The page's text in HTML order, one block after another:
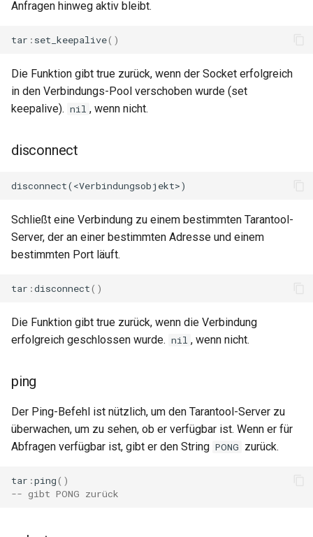
length-hiding
live-common
log-zmq
lua
Anfragen hinweg aktiv bleibt.
tar : set_keepalive()
Die Funktion gibt true zurück, wenn der Socket erfolgreich
in den Verbindungs-Pool verschoben wurde (set
keepalive). nil , wenn nicht.
disconnect
Schließt eine Verbindung zu einem bestimmten Tarantool-
Server, der an einer bestimmten Adresse und einem
bestimmten Port läuft.
tar :disconnect()
Die Funktion gibt true zurück, wenn die Verbindung
erfolgreich geschlossen wurde. nil , wenn nicht.
ping
Der Ping-Befehl ist nützlich, um den Tarantool-Server zu
überwachen, um zu sehen, ob er verfügbar ist. Wenn er für
Abfragen verfügbar ist, gibt er den String PONG zurück.
tar :ping()
-- gibt PONG zurück